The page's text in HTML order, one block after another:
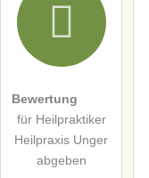
Hiermit
öffentliche Frage
Hinweis:
Bewertung
für Heilpraktiker
Heilpraxis Unger
abgeben